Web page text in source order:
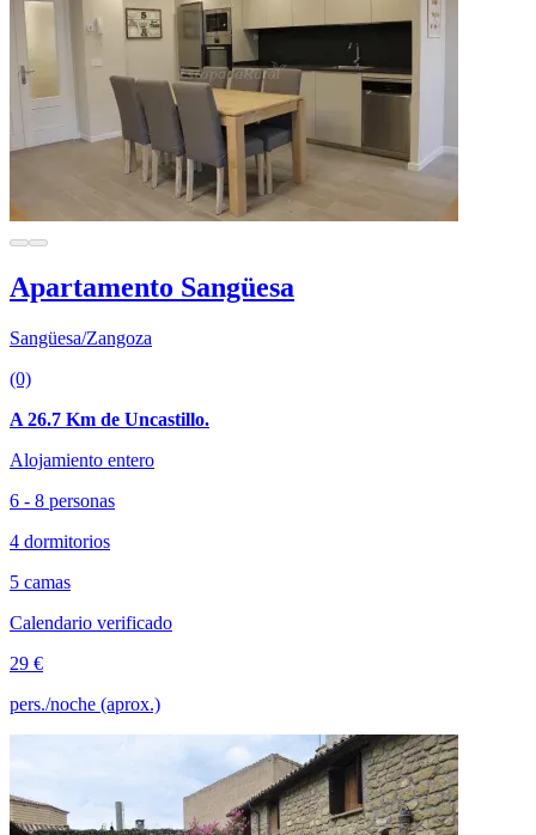
Apartamento Sangüesa
Sangüesa/Zangoza
(0)
A 26.7 Km de Uncastillo.
Alojamiento entero
6 - 8 personas
4 dormitorios
5 camas
Calendario verificado
29 €
pers./noche (aprox.)